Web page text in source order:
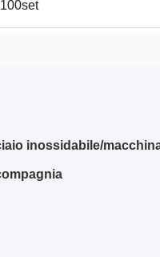
100set
inossidabile/